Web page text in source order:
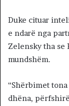
Duke cituar
e ndarë nga
Zelensky tha se
mundshëm.
“Shërbimet
dhëna,